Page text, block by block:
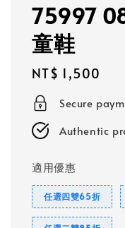
75997
童鞋
Regular
price
NT$ 1,500
Secure
Authentic
適用優惠
任選四雙65折